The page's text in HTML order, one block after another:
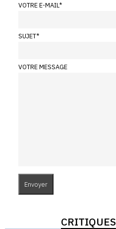
VOTRE E-MAIL*
SUJET*
VOTRE MESSAGE
CRITIQUES